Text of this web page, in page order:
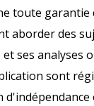
toute
aborder des
ses analyses
sont